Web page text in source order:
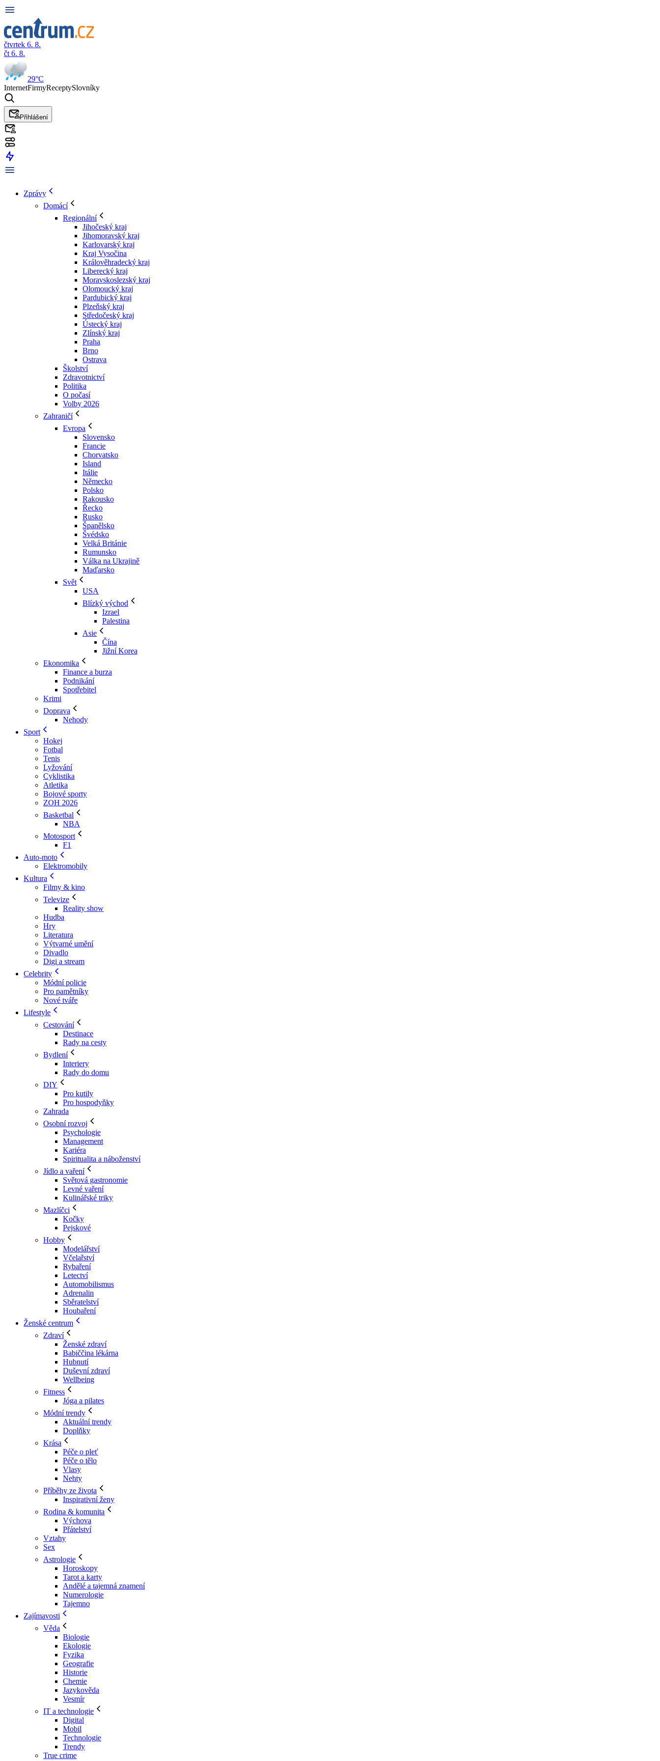
čtvrtek 6. 8.
čt 6. 8.
29°C
InternetFirmyReceptySlovníky
Přihlášení
Zprávy
Domácí
Regionální
Jihočeský kraj
Jihomoravský kraj
Karlovarský kraj
Kraj Vysočina
Králověhradecký kraj
Liberecký kraj
Moravskoslezský kraj
Olomoucký kraj
Pardubický kraj
Plzeňský kraj
Středočeský kraj
Ústecký kraj
Zlínský kraj
Praha
Brno
Ostrava
Školství
Zdravotnictví
Politika
O počasí
Volby 2026
Zahraničí
Evropa
Slovensko
Francie
Chorvatsko
Island
Itálie
Německo
Polsko
Rakousko
Řecko
Rusko
Španělsko
Švédsko
Velká Británie
Rumunsko
Válka na Ukrajině
Maďarsko
Svět
USA
Blízký východ
Izrael
Palestina
Asie
Čína
Jižní Korea
Ekonomika
Finance a burza
Podnikání
Spotřebitel
Krimi
Doprava
Nehody
Sport
Hokej
Fotbal
Tenis
Lyžování
Cyklistika
Atletika
Bojové sporty
ZOH 2026
Basketbal
NBA
Motosport
F1
Auto-moto
Elektromobily
Kultura
Filmy & kino
Televize
Reality show
Hudba
Hry
Literatura
Výtvarné umění
Divadlo
Digi a stream
Celebrity
Módní policie
Pro pamětníky
Nové tváře
Lifestyle
Cestování
Destinace
Rady na cesty
Bydlení
Interiery
Rady do domu
DIY
Pro kutily
Pro hospodyňky
Zahrada
Osobní rozvoj
Psychologie
Management
Kariéra
Spiritualita a náboženství
Jídlo a vaření
Světová gastronomie
Levné vaření
Kulinářské triky
Mazlíčci
Kočky
Pejskové
Hobby
Modelářství
Včelařství
Rybaření
Letectví
Automobilismus
Adrenalin
Sběratelství
Houbaření
Ženské centrum
Zdraví
Ženské zdraví
Babiččina lékárna
Hubnutí
Duševní zdraví
Wellbeing
Fitness
Jóga a pilates
Módní trendy
Aktuální trendy
Doplňky
Krása
Péče o pleť
Péče o tělo
Vlasy
Nehty
Příběhy ze života
Inspirativní ženy
Rodina & komunita
Výchova
Přátelství
Vztahy
Sex
Astrologie
Horoskopy
Tarot a karty
Andělé a tajemná znamení
Numerologie
Tajemno
Zajímavosti
Věda
Biologie
Ekologie
Fyzika
Geografie
Historie
Chemie
Jazykověda
Vesmír
IT a technologie
Digital
Mobil
Technologie
Trendy
True crime